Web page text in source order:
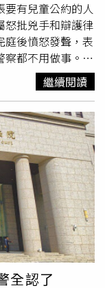
效行使親權，導
委託監護的時機，
還打臉社會局，孩
社會局明知張芳
知媽媽有這些狀
局卻辯稱家長是他
會局沒有權力排除
益。新北市社會局
協助，當時兩個孩
工與姊弟會談，姊
一家共同生活一年
照顧狀況穩定，就
中協調安排住所。
續追蹤，渠等在留
曾發生不當對待議
自己花錢找槍手
動投案，只是擔心
痛批他態度惡劣，
。
有兒童公約的人
怒批兇手和辯護律
庭後憤怒發聲，表
都不用做事。
違停新北地檢署附
害怕身上的喪屍菸
一審由國民法官參
決提出上訴，高
殺人，而陳嘉瑩犯
人權，孩子才不會
劉父在庭上憤怒發
他的手掌被車輛卡
，若死刑被撤銷改
斥陳女和辯護律師
道，高等法院在確
後就結束開庭，
繼續閱讀
全認了